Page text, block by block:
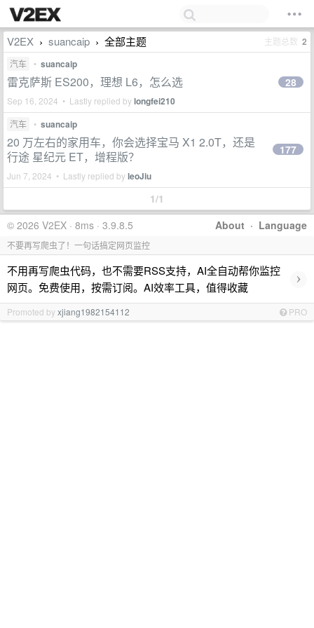
V2EX › suancaip › 全部主题 主题总数 2
汽车 • suancaip
雷克萨斯 ES200，理想 L6，怎么选
Sep 16, 2024 • Lastly replied bylongfei210
28
汽车 • suancaip
20 万左右的家用车，你会选择宝马 X1 2.0T，还是
行途 星纪元 ET，增程版？
Jun 7, 2024 • Lastly replied byleoJiu
177
1/1
About · Language
© 2026 V2EX · 8ms · 3.9.8.5
不要再写爬虫了！一句话搞定网页监控
不用再写爬虫代码，也不需要RSS支持，AI全自动帮你监控
网页。免费使用，按需订阅。AI效率工具，值得收藏
›
Promoted byxjiang1982154112 PRO